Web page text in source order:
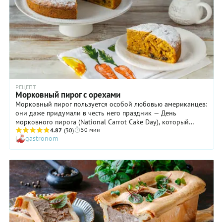
РЕЦЕПТ
Морковный пирог с орехами
Морковный пирог пользуется особой любовью американцев:
они даже придумали в честь него праздник — День
морковного пирога (National Carrot Cake Day), который
отмечается 3 февраля. Но появилось лакомство не за
океаном, а в Великобритании, причем, как говорится, не от
хорошей жизни. Произошло это после окончания Второй
мировой войны, когда с продуктами, особенно с сахаром,
было непросто, зато консервированной моркови было
более чем достаточно. Поэтому британское правительство
дало указание всем СМИ провести масштабную компанию,
призванную возвести полезные свойства корнеплода в
превосходную степень, и настойчиво рекомендовать его к
употреблению. Кондитеры, которые по вышеобозначенным
причинам терпели убытки, схватились за идею, как за
4.87 (30) 50 мин
gastronom